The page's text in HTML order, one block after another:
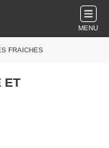
MENU
FRAICHES
ET